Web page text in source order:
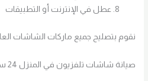
عطل في الإنترنت أو التطبيقات
نقوم بتصليح جميع ماركات الشاشات
صيانة شاشات تلفزيون في المنزل 24 ساعة